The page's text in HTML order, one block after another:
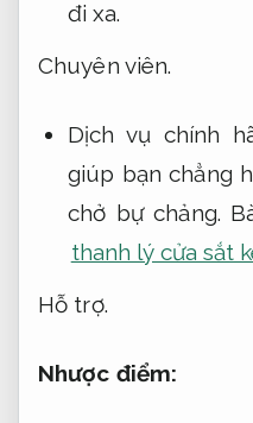
đi xa.
Chuyên viên.
Dịch vụ chính
giúp bạn chẳng
chở bự chảng.
thanh lý cửa sắt
Hỗ trợ.
Nhược điểm: